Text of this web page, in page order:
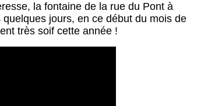
la fontaine de la rue du Pont à
jours, en ce début du mois de
très soif cette année !